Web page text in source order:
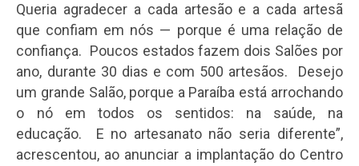
Queria agradecer a cada artesão e a cada artesã
que confiam em nós — porque é uma relação de
confiança. Poucos estados fazem dois Salões por
ano, durante 30 dias e com 500 artesãos. Desejo
um grande Salão, porque a Paraíba está arrochando
o nó em todos os sentidos: na saúde, na
educação. E no artesanato não seria diferente”,
acrescentou, ao anunciar a implantação do Centro